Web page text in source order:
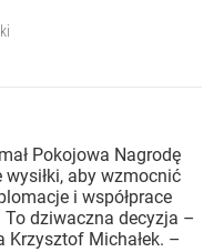
Pokojowa Nagrodę
aby wzmocnić
i współprace
dziwaczna decyzja –
Krzysztof Michałek. –